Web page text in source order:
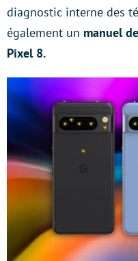
diagnostic interne des
également un manuel
Pixel 8.